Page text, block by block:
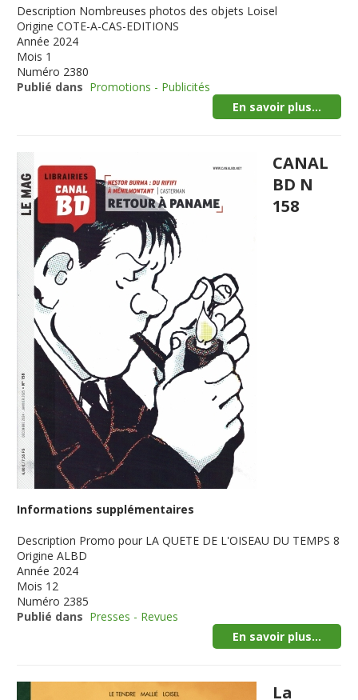
Description Nombreuses photos des objets Loisel
Origine COTE-A-CAS-EDITIONS
Année 2024
Mois 1
Numéro 2380
Publié dans Promotions - Publicités
En savoir plus...
CANAL
BD N
158
Informations supplémentaires
Description Promo pour LA QUETE DE L'OISEAU DU TEMPS 8
Origine ALBD
Année 2024
Mois 12
Numéro 2385
Publié dans Presses - Revues
En savoir plus...
La